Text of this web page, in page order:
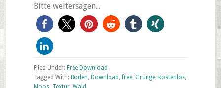
Bitte weitersagen...
Filed Under: Free Download
Tagged With: Boden, Download ,free, Grunge, kostenlos,
Moos, Textur, Wald